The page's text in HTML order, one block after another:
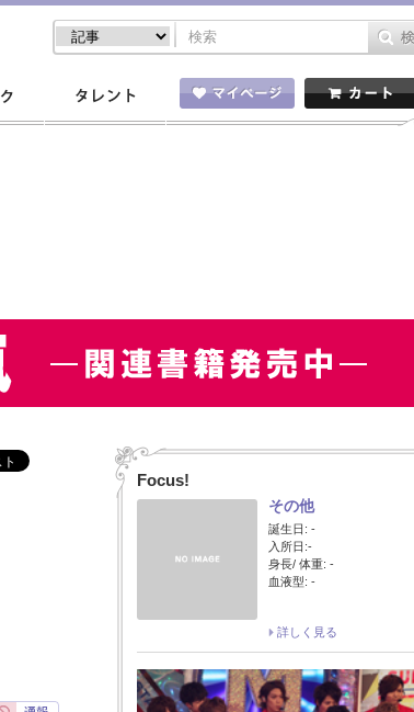
Focus!
その他
誕生日: -
入所日:-
身長/ 体重: -
血液型: -
詳しく見る